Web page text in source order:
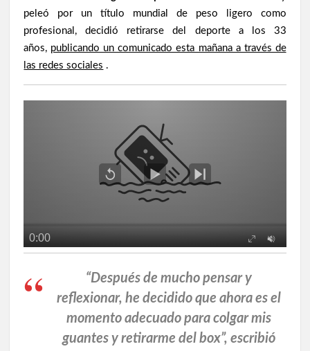
peleó por un título mundial de peso ligero como
profesional, decidió retirarse del deporte a los 33
años, publicando un comunicado esta mañana a través de
las redes sociales .
“Después de mucho pensar y
reflexionar, he decidido que ahora es el
momento adecuado para colgar mis
guantes y retirarme del box”, escribió